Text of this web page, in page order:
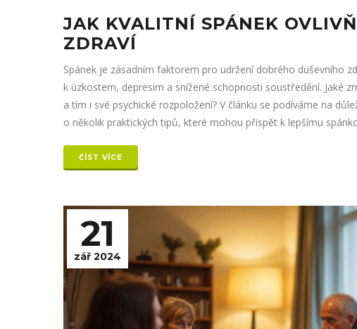
JAK KVALITNÍ SPÁNEK
ZDRAVÍ
Spánek je zásadním faktorem pro udržení dobrého duševního
k úzkostem, depresím a snížené schopnosti soustředění. Jaké
a tím i své psychické rozpoložení? V článku se podíváme na
o několik praktických tipů, které mohou přispět k lepšímu
ČÍST VÍCE
21
zář 2024